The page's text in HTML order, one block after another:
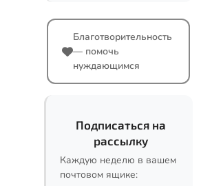
Благотворительность
— помочь
нуждающимся
Подписаться на
рассылку
Каждую неделю в вашем
почтовом ящике: